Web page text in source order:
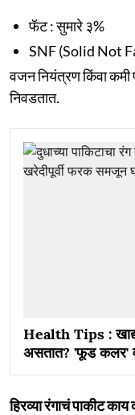
फॅट : सुमारे ३%
SNF (Solid Not
वजन नियंत्रण किंवा
निवडतात.
Health Tips : खाद्य
असतात? 'फूड कलर'
हिरव्या रंगाचं पाकीट काय